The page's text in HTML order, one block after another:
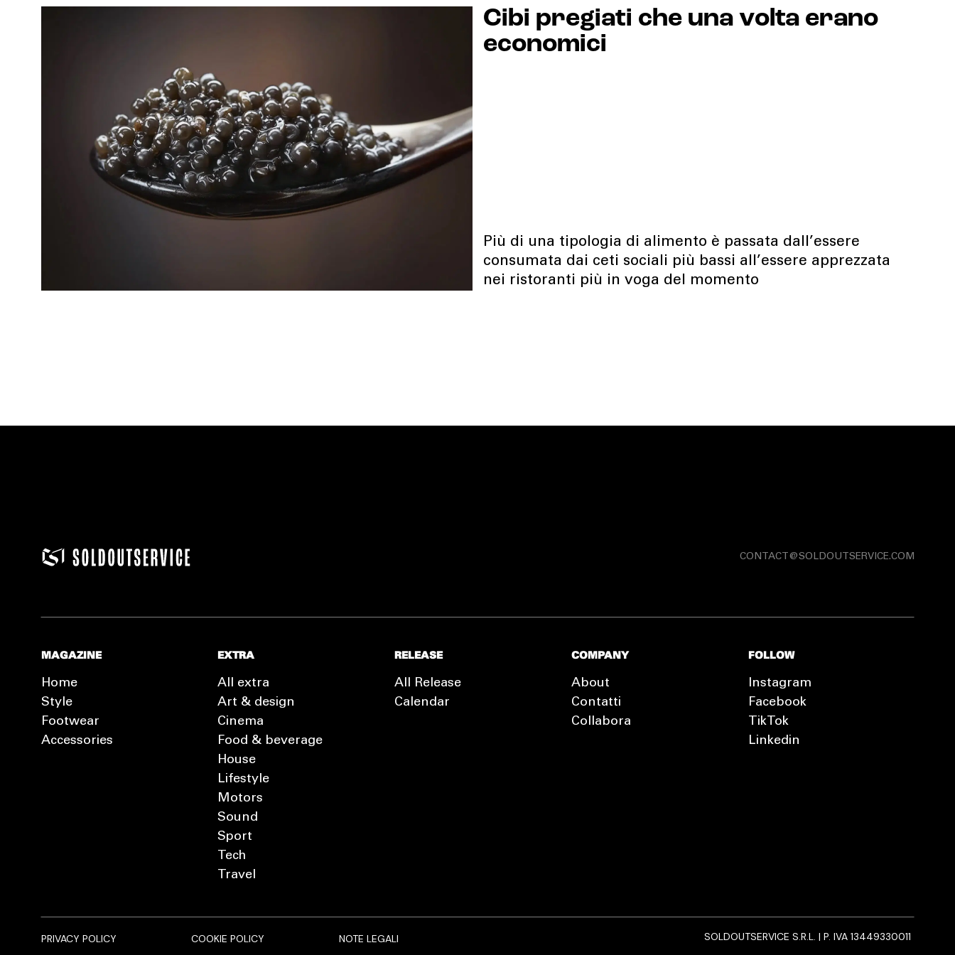
Cibi pregiati che una volta erano
economici
Più di una tipologia di alimento è passata dall’essere
consumata dai ceti sociali più bassi all’essere apprezzata
nei ristoranti più in voga del momento
CONTACT@SOLDOUTSERVICE.COM
MAGAZINE
Home
Style
Footwear
Accessories
EXTRA
All extra
Art & design
Cinema
Food & beverage
House
Lifestyle
Motors
Sound
Sport
Tech
Travel
RELEASE
All Release
Calendar
COMPANY
About
Contatti
Collabora
FOLLOW
Instagram
Facebook
TikTok
Linkedin
PRIVACY POLICY COOKIE POLICY NOTE LEGALI SOLDOUTSERVICE S.R.L. | P. IVA 13449330011